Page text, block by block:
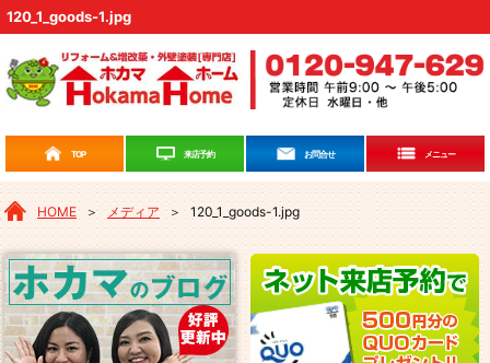
120_1_goods-1.jpg
TOP 来店予約 お問合せ メニュー
HOME ＞ メディア ＞ 120_1_goods-1.jpg